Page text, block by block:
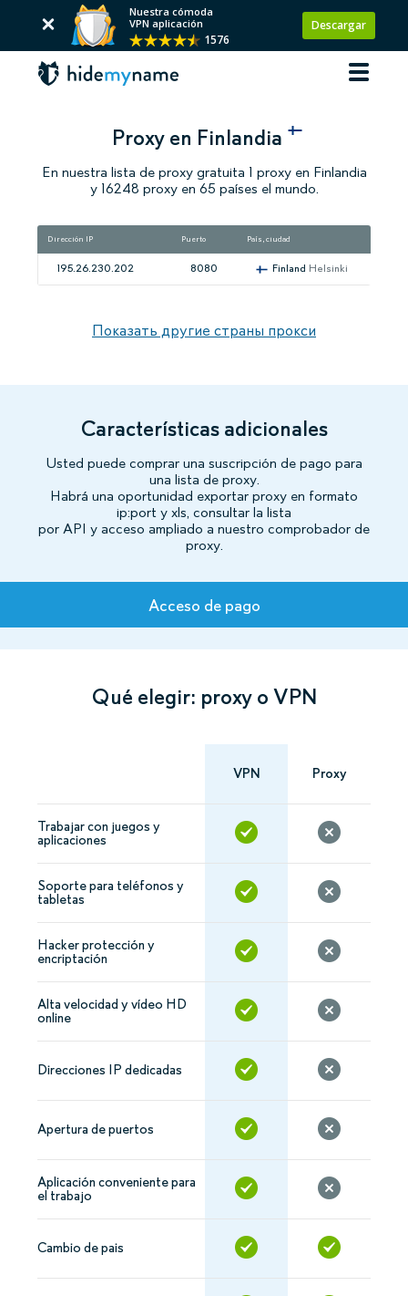
Nuestra cómoda
VPN aplicación
1576
Descargar
Proxy en Finlandia
En nuestra lista de proxy gratuita 1 proxy en Finlandia
y 16248 proxy en 65 países el mundo.
Dirección IP Puerto País, ciudad
195.26.230.202 8080 Finland Helsinki
Показать другие страны прокси
Características adicionales
Usted puede comprar una suscripción de pago para
una lista de proxy.
Habrá una oportunidad exportar proxy en formato
ip:port y xls, consultar la lista
por API y acceso ampliado a nuestro comprobador de
proxy.
Tarifas
Qué elegir: proxy o VPN
VPN Proxy
Trabajar con juegos y
aplicaciones
Soporte para teléfonos y
tabletas
Hacker protección y
encriptación
Alta velocidad y vídeo HD
online
Direcciones IP dedicadas
Apertura de puertos
Aplicación conveniente para
el trabajo
Cambio de pais
Acceso de pago